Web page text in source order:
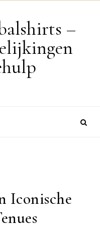
–
Iconische